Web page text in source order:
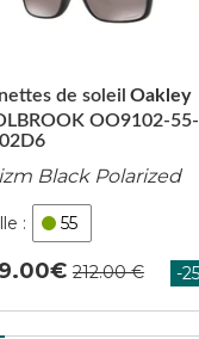
OO9102-55-
de soleil Oakley
Black Polarized
55